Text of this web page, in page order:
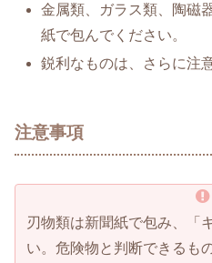
金属類、ガラス類、陶磁
紙で包んでください。
鋭利なものは、さらに注
注意事項
刃物類は新聞紙で包み、「
い。危険物と判断できるも